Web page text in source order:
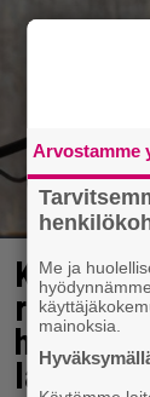
Karita
rakkaus
laiturilla
Arvostamme
Me ja
mainoksia.